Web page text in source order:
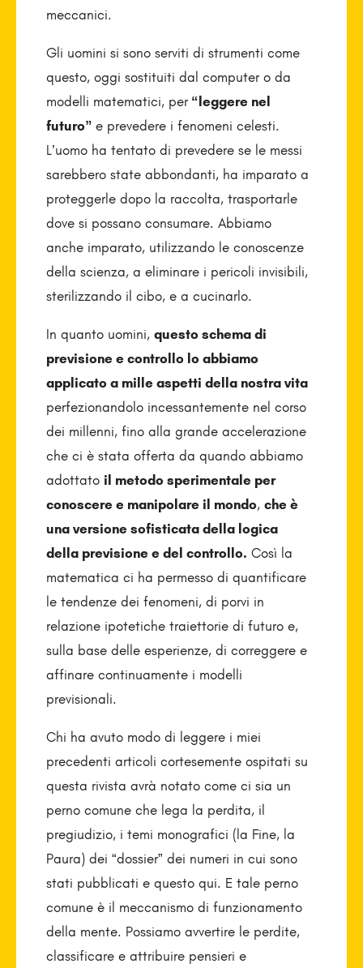
meccanici.
Gli uomini si sono serviti di strumenti come
questo, oggi sostituiti dal computer o da
modelli matematici, per“leggere nel
futuro” e prevedere i fenomeni celesti.
L’uomo ha tentato di prevedere se le messi
sarebbero state abbondanti, ha imparato a
proteggerle dopo la raccolta, trasportarle
dove si possano consumare. Abbiamo
anche imparato, utilizzando le conoscenze
della scienza, a eliminare i pericoli invisibili,
sterilizzando il cibo, e a cucinarlo.
In quanto uomini, questo schema di
previsione e controllo lo abbiamo
applicato a mille aspetti della nostra vita
perfezionandolo incessantemente nel corso
dei millenni, fino alla grande accelerazione
che ci è stata offerta da quando abbiamo
adottato il metodo sperimentale per
conoscere e manipolare il mondo, che è
una versione sofisticata della logica
della previsione e del controllo. Così la
matematica ci ha permesso di quantificare
le tendenze dei fenomeni, di porvi in
relazione ipotetiche traiettorie di futuro e,
sulla base delle esperienze, di correggere e
affinare continuamente i modelli
previsionali.
Chi ha avuto modo di leggere i miei
precedenti articoli cortesemente ospitati su
questa rivista avrà notato come ci sia un
perno comune che lega la perdita, il
pregiudizio, i temi monografici (la Fine, la
Paura) dei “dossier” dei numeri in cui sono
stati pubblicati e questo qui. E tale perno
comune è il meccanismo di funzionamento
della mente. Possiamo avvertire le perdite,
classificare e attribuire pensieri e